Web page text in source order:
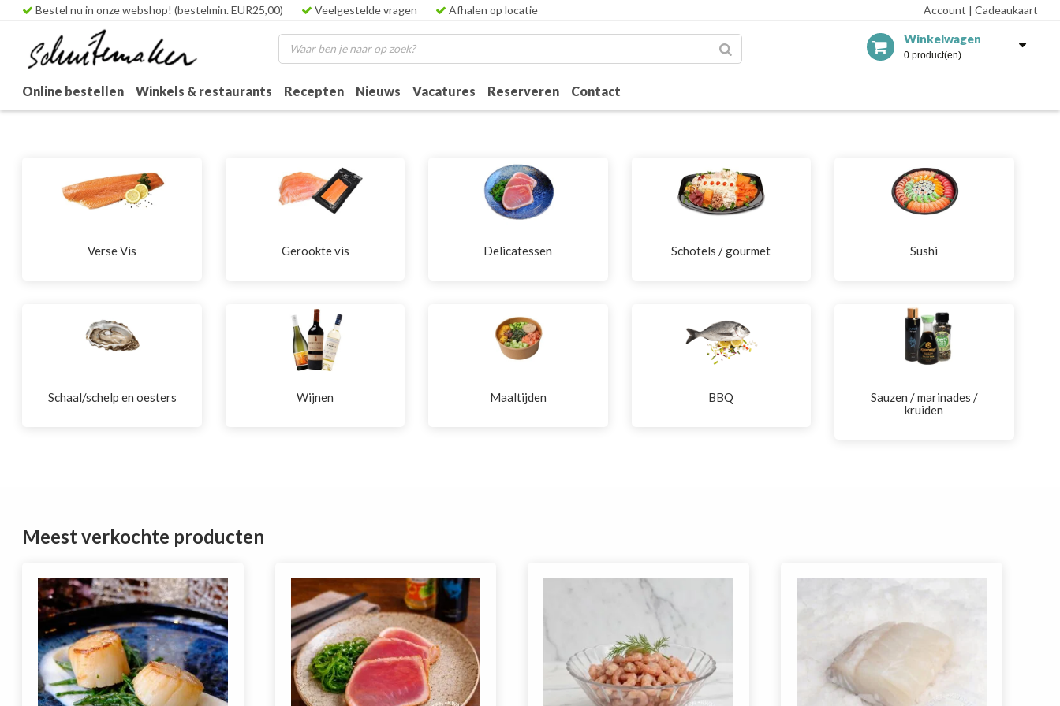
Bestel nu in onze webshop! (bestelmin. EUR25,00) Veelgestelde vragen Afhalen op locatie Account | Cadeaukaart
Winkelwagen
0 product(en)
Online bestellen Winkels & restaurants Recepten Nieuws Vacatures Reserveren Contact
Verse Vis Gerookte vis Delicatessen Schotels / gourmet Sushi
Schaal/schelp en oesters Wijnen Maaltijden BBQ
Sauzen / marinades /
kruiden
Meest verkochte producten